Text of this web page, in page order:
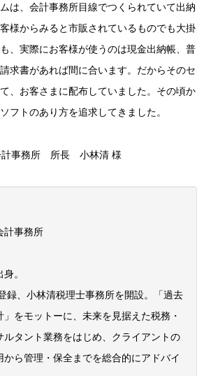
は、会計事務所目線でつくられていて出納
様からみると市販されているものでも大掛
、実際にお客様が使うのは現金出納帳、普
求書があれば間に合います。だからそのセ
、お客さまに配布していました。その頃か
フトのあり方を追求してきました。
計事務所
。
録、小林清税理士事務所を開設。「過去
をモットーに、未来を見据えた税務・
ルタント業務をはじめ、クライアントの
から管理・保全までを総合的にアドバイ